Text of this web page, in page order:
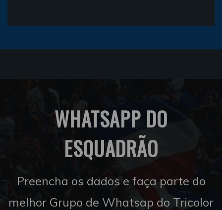
WHATSAPP DO
ESQUADRÃO
Preencha os dados e faça parte do
melhor Grupo de Whatsap do Tricolor